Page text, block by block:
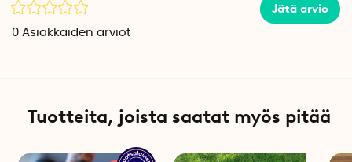
säilyttämään hallinnan tangosta tai välineestä koko sarjan
ajan. Tuloksena on turvallisempi ote ja paremmat
Määrä pakkauksessa: 1
Jätä arvio
0 Asiakkaiden arviot
Tuotteita, joista saatat myös pitää